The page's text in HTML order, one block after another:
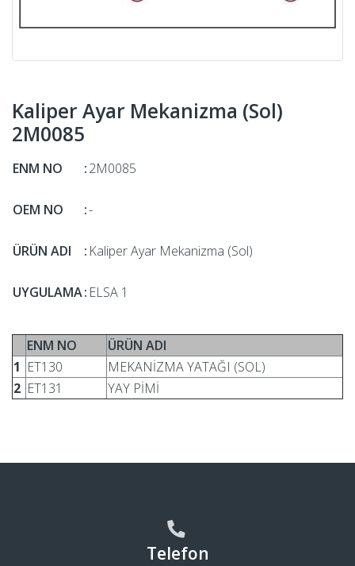
Kaliper Ayar Mekanizma (Sol)
2M0085
ENM NO :2M0085
OEM NO :-
ÜRÜN ADI : Kaliper Ayar Mekanizma (Sol)
UYGULAMA: ELSA 1
ENM NO
ÜRÜN ADI
1 ET130
MEKANİZMA YATAĞI (SOL)
2 ET131 YAY PİMİ
Telefon